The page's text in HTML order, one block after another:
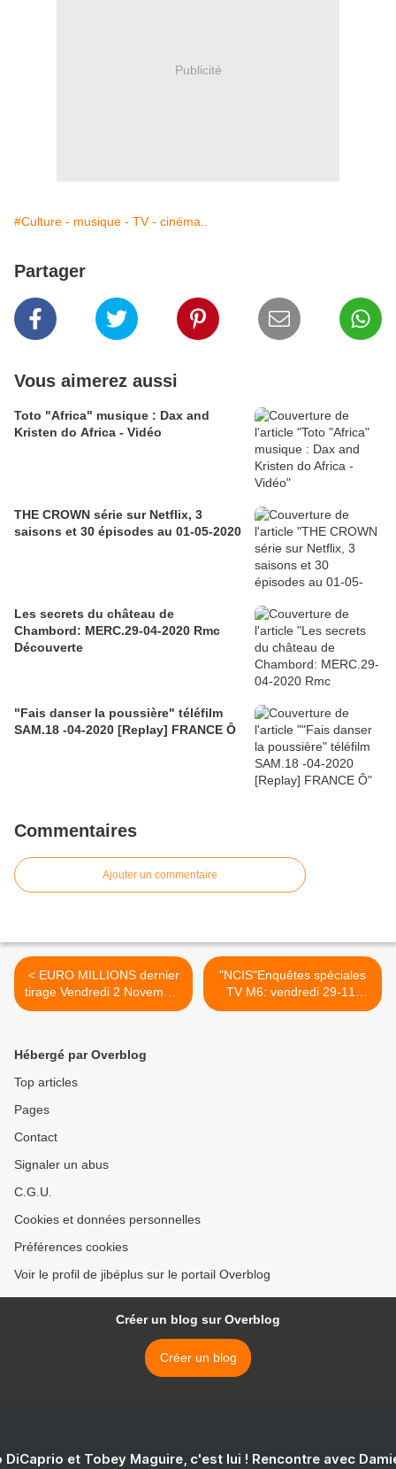
Publicité
#Culture - musique - TV - cinéma..
Partager
Vous aimerez aussi
Toto "Africa" musique : Dax and
Kristen do Africa - Vidéo
THE CROWN série sur Netflix, 3
saisons et 30 épisodes au 01-05-2020
Les secrets du château de
Chambord: MERC.29-04-2020 Rmc
Découverte
"Fais danser la poussière" téléfilm
SAM.18 -04-2020 [Replay] FRANCE Ô
Commentaires
Ajouter un commentaire
< EURO MILLIONS dernier
tirage Vendredi 2 Novembre
2012, JACKPOT 119
"NCIS"Enquêtes spéciales
TV M6: vendredi 29-11-
2013 "Les super-héros de
Hébergé par Overblog
Top articles
Pages
Contact
Signaler un abus
C.G.U.
Cookies et données personnelles
Préférences cookies
Voir le profil de jibéplus sur le portail Overblog
Créer un blog sur Overblog
Créer un blog
DiCaprio et Tobey Maguire, c'est lui ! Rencontre avec